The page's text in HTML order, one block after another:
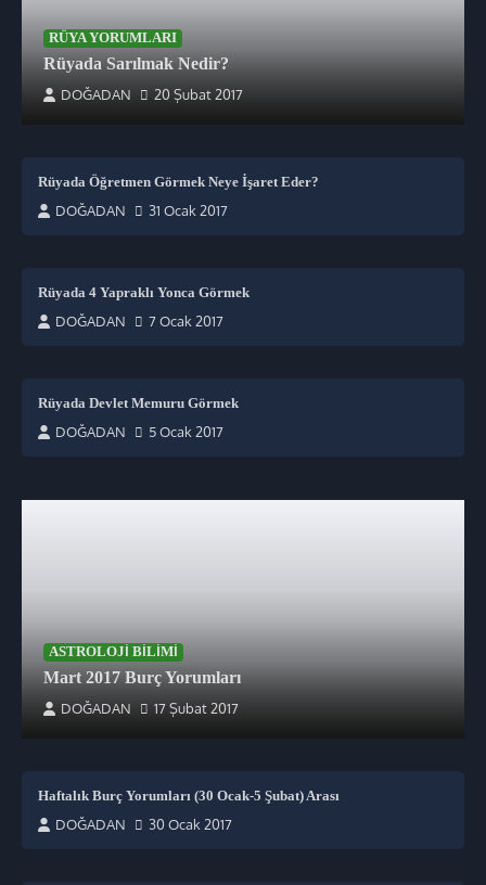
RÜYA YORUMLARI
Rüyada Sarılmak Nedir?
DOĞADAN 20 Şubat 2017
Rüyada Öğretmen Görmek Neye İşaret Eder?
DOĞADAN 31 Ocak 2017
Rüyada 4 Yapraklı Yonca Görmek
DOĞADAN 7 Ocak 2017
Rüyada Devlet Memuru Görmek
DOĞADAN 5 Ocak 2017
ASTROLOJI BILIMI
Mart 2017 Burç Yorumları
DOĞADAN 17 Şubat 2017
Haftalık Burç Yorumları (30 Ocak-5 Şubat) Arası
DOĞADAN 30 Ocak 2017